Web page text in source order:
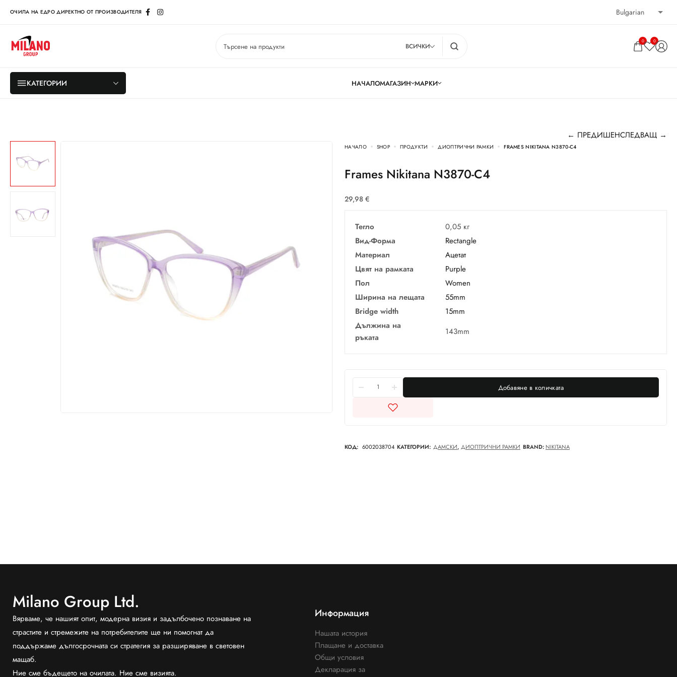
ОЧИЛА НА ЕДРО ДИРЕКТНО ОТ ПРОИЗВОДИТЕЛЯ
ВСИЧКИ
0 0
КАТЕГОРИИ НАЧАЛОМАГАЗИН МАРКИ
← ПРЕДИШЕНСЛЕДВАЩ →
НАЧАЛО SHOP ПРОДУКТИ ДИОПТРИЧНИ РАМКИ FRAMES NIKITANA N3870-C4
Frames Nikitana N3870-C4
29,98 €
Тегло
0,05 кг
Вид-Форма
Rectangle
Материал
Ацетат
Цвят на рамката
Purple
Пол
Women
Ширина на лещата
55mm
Bridge width
15mm
Дължина на
ръката
143mm
Добавяне в количката
КОД: 6002038704 КАТЕГОРИИ: ДАМСКИ, ДИОПТРИЧНИ РАМКИ BRAND: NIKITANA
Milano Group Ltd.
Вярваме, че нашият опит, модерна визия и задълбочено познаване на
страстите и стремежите на потребителите ще ни помогнат да
поддържаме дългосрочната си стратегия за разширяване в световен
мащаб.
Ние сме бъдещето на очилата. Ние сме визията.
Информация
Нашата история
Плащане и доставка
Общи условия
Декларация за